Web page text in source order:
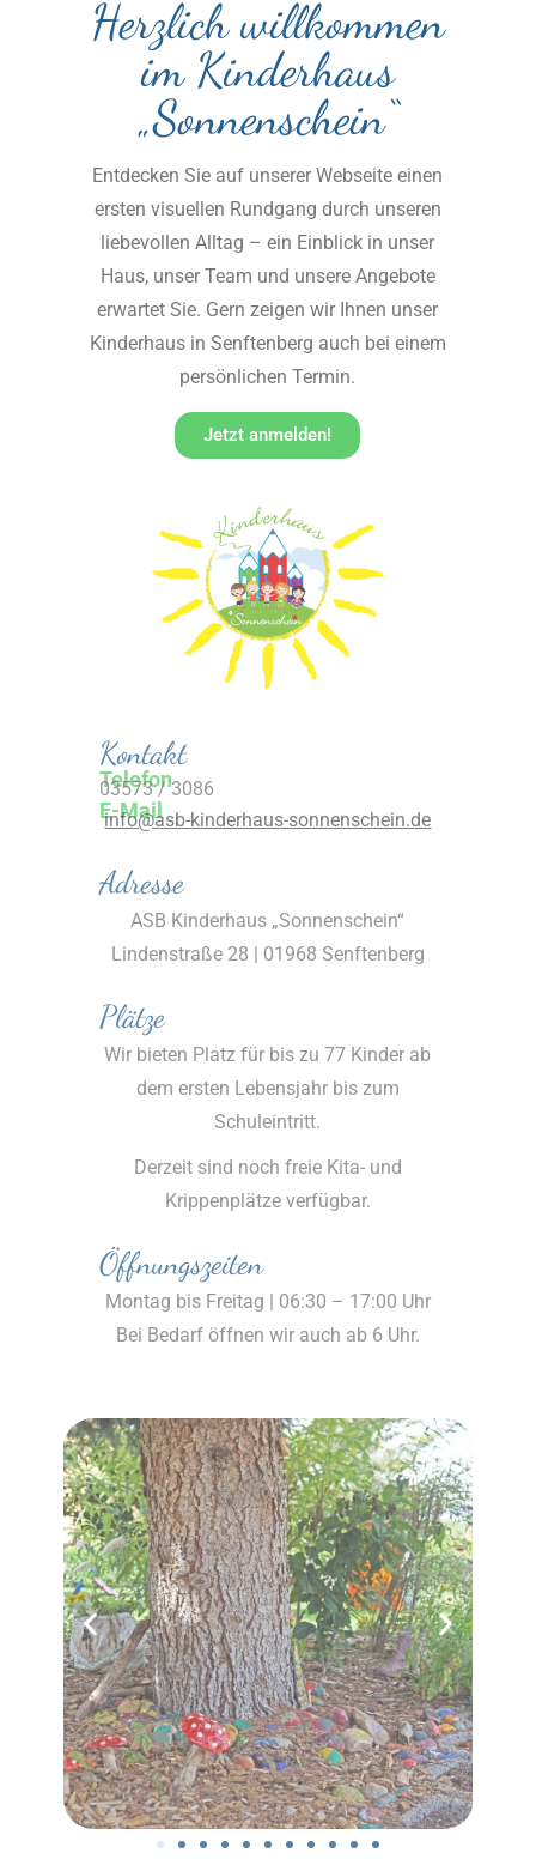
Herzlich willkommen
im Kinderhaus
„Sonnenschein“
Entdecken Sie auf unserer Webseite einen
ersten visuellen Rundgang durch unseren
liebevollen Alltag – ein Einblick in unser
Haus, unser Team und unsere Angebote
erwartet Sie. Gern zeigen wir Ihnen unser
Kinderhaus in Senftenberg auch bei einem
persönlichen Termin.
Jetzt anmelden!
Kontakt
Telefon
03573 / 3086
E-Mail
info@asb-kinderhaus-sonnenschein.de
Adresse
ASB Kinderhaus „Sonnenschein“
Lindenstraße 28 | 01968 Senftenberg
Plätze
Wir bieten Platz für bis zu 77 Kinder ab
dem ersten Lebensjahr bis zum
Schuleintritt.
Derzeit sind noch freie Kita- und
Krippenplätze verfügbar.
Öffnungszeiten
Montag bis Freitag | 06:30 – 17:00 Uhr
Bei Bedarf öffnen wir auch ab 6 Uhr.